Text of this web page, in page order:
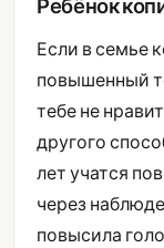
Если в семье
повышенный
тебе не
другого
лет учатся
через
повысила